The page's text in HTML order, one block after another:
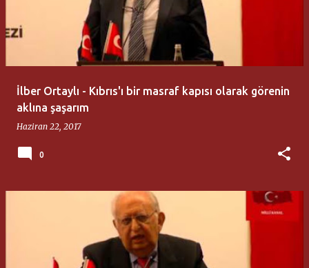
İlber Ortaylı - Kıbrıs'ı bir masraf kapısı olarak görenin
aklına şaşarım
Haziran 22, 2017
0